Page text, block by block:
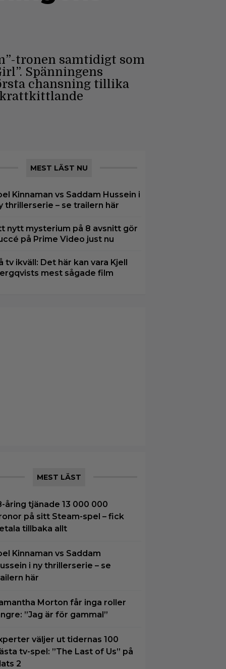
tronen samtidigt som
Spänningens
chansning tillika
MEST LÄST NU
Kinnaman vs Saddam Hussein i
thrillerserie – se trailern här
nytt mysterium på 8 avsnitt gör
på Prime Video just nu
tv ikväll: Det här kan vara Kjell
mest sågade film
MEST LÄST
åring tjänade 13 000 000
på sitt Steam-spel – fick
tillbaka allt
Kinnaman vs Saddam
i ny thrillerserie – se
här
Morton får inga roller
”Jag är för gammal”
väljer ut tidernas 100
tv-spel: ”The Last of Us” på
2